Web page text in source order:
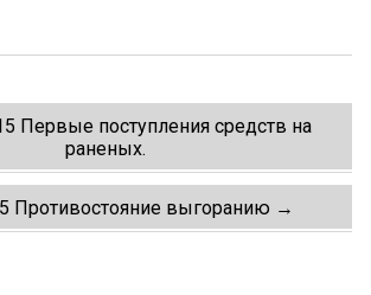
Первые поступления средств на
раненых.
Противостояние выгоранию →